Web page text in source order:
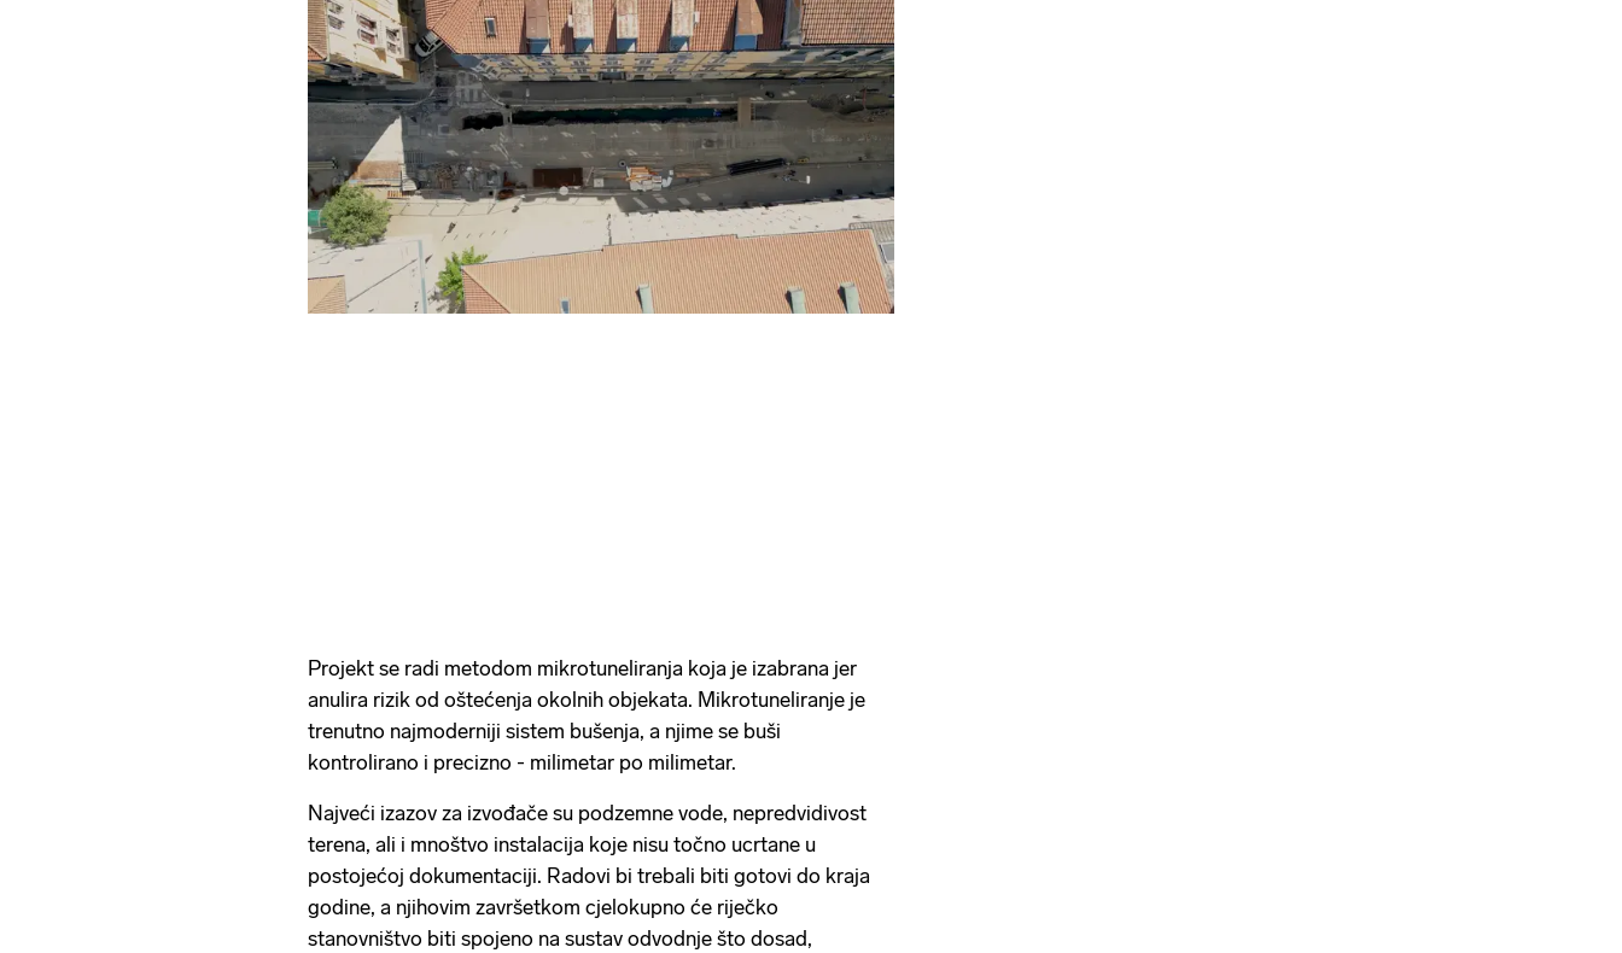
Projekt se radi metodom mikrotuneliranja koja je izabrana jer
anulira rizik od oštećenja okolnih objekata. Mikrotuneliranje je
trenutno najmoderniji sistem bušenja, a njime se buši
kontrolirano i precizno - milimetar po milimetar.
Najveći izazov za izvođače su podzemne vode, nepredvidivost
terena, ali i mnoštvo instalacija koje nisu točno ucrtane u
postojećoj dokumentaciji. Radovi bi trebali biti gotovi do kraja
godine, a njihovim završetkom cjelokupno će riječko
stanovništvo biti spojeno na sustav odvodnje što dosad,